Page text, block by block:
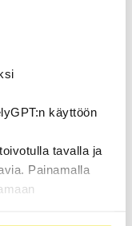
käyttöön
tavalla ja
Painamalla